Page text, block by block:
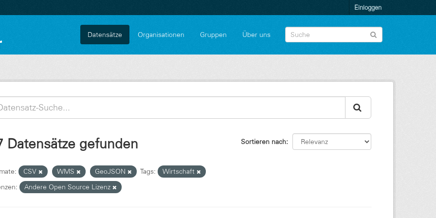
Einloggen
Datensätze Organisationen Gruppen Über uns
Sortieren nach
Datensätze gefunden
CSV WMS GeoJSON Tags:
Wirtschaft
Andere Open Source Lizenz